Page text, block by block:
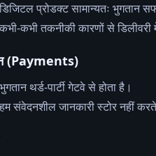
डिजिटल प्रोडक्ट सामान्यतः भुगतान
कभी-कभी तकनीकी कारणों से डिलीवरी
(Payments)
भुगतान थर्ड-पार्टी गेटवे से होता है।
हम संवेदनशील जानकारी स्टोर नहीं